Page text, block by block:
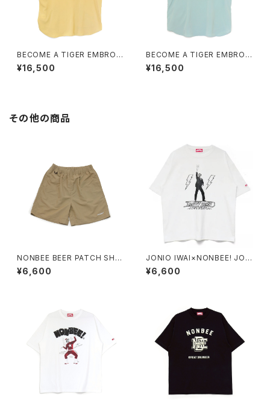
BECOME A TIGER EMBROI
DERED HALFSLEEVE SHIRT
S light-yellow
¥16,500
BECOME A TIGER EMBROI
DERED HALFSLEEVE SHIRT
S light-blue
¥16,500
その他の商品
NONBEE BEER PATCH SHO
RTS beige
¥6,600
JONIO IWAI×NONBEE! JOH
NNY NIGHT FEVER TEE whi
te/black
¥6,600